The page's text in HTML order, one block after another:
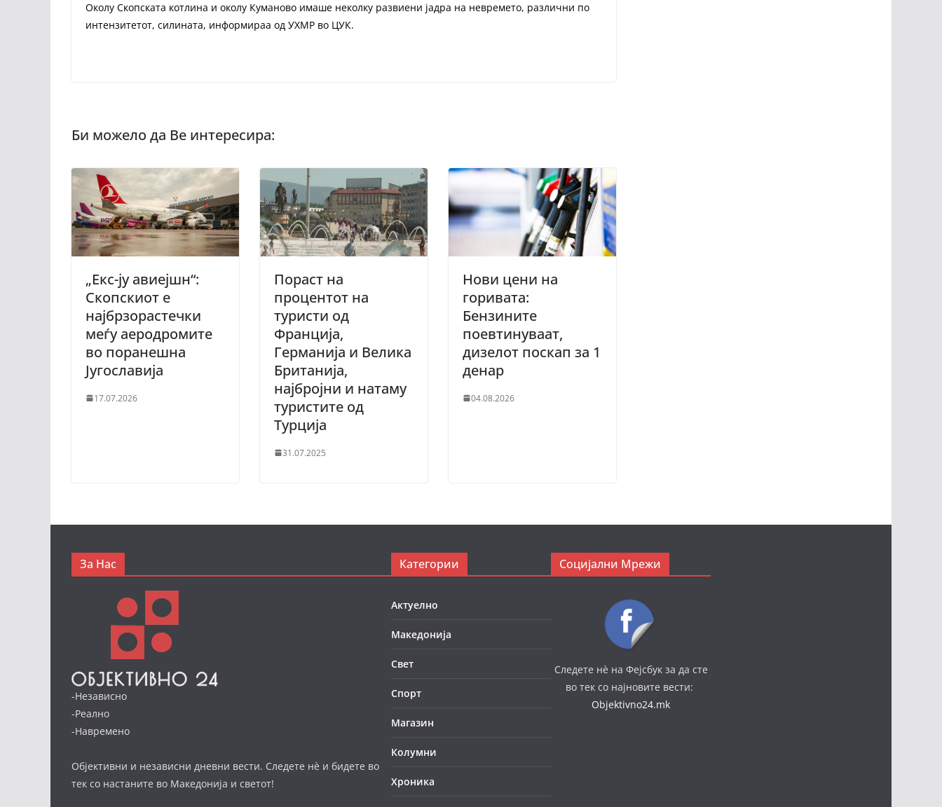
Околу Скопската котлина и околу Куманово имаше неколку развиени јадра на невремето, различни по
интензитетот, силината, информираа од УХМР во ЦУК.
„Екс-ју авиејшн“:
Скопскиот е
најбрзорастечки
меѓу аеродромите
во поранешна
Југославија
17.07.2026
Пораст на
процентот на
туристи од
Франција,
Германија и Велика
Британија,
најбројни и натаму
туристите од
Турција
31.07.2025
Нови цени на
горивата:
Бензините
поевтинуваат,
дизелот поскап за 1
денар
04.08.2026
За Нас
-Независно
-Реално
-Навремено
Објективни и независни дневни вести. Следете нè и бидете во
тек со настаните во Македонија и светот!
Категории
Актуелно
Македонија
Свет
Спорт
Магазин
Колумни
Хроника
Социјални Мрежи
Следете нè на Фејсбук за да сте
во тек со најновите вести:
Objektivno24.mk